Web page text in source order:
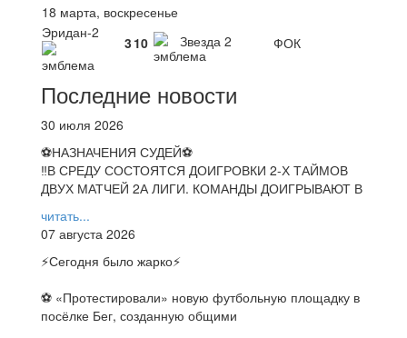
18 марта, воскресенье
Эридан-2
310 Звезда 2 ФОК
Последние новости
30 июля 2026
⚽НАЗНАЧЕНИЯ СУДЕЙ⚽
‼В СРЕДУ СОСТОЯТСЯ ДОИГРОВКИ 2-Х ТАЙМОВ
ДВУХ МАТЧЕЙ 2А ЛИГИ. КОМАНДЫ ДОИГРЫВАЮТ В
читать...
07 августа 2026
⚡️Сегодня было жарко⚡️
⚽ ️«Протестировали» новую футбольную площадку в
посёлке Бег, созданную общими